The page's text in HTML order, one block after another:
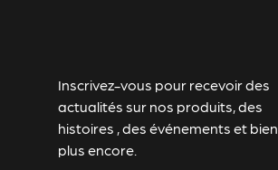
Inscrivez-vous pour recevoir des
actualités sur nos produits, des
histoires , des événements et bien
plus encore.